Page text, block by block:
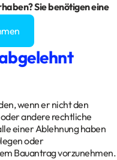
Sie benötigen eine
wenn er nicht den
andere rechtliche
einer Ablehnung haben
oder
Bauantrag vorzunehmen.